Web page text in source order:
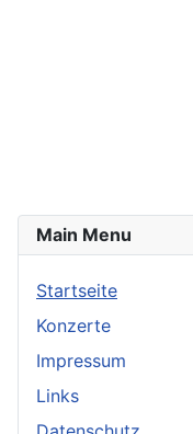
Main Menu
Startseite
Konzerte
Impressum
Links